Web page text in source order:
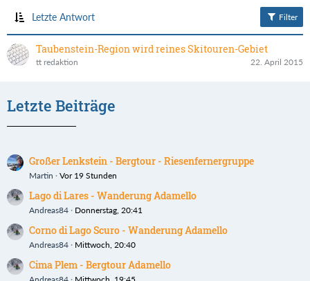
Letzte Antwort Filter
Taubenstein-Region wird reines Skitouren-Gebiet
tt redaktion 22. April 2015
Letzte Beiträge
Großer Lenkstein - Bergtour - Riesenfernergruppe
Martin Vor 19 Stunden
Lago di Lares - Wanderung Adamello
Andreas84 Donnerstag, 20:41
Corno di Lago Scuro - Wanderung Adamello
Andreas84 Mittwoch, 20:40
Cima Plem - Bergtour Adamello